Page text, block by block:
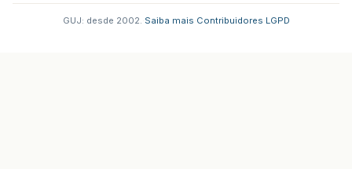
GUJ: desde 2002. Saiba mais Contribuidores LGPD